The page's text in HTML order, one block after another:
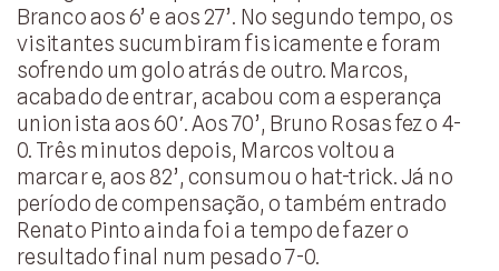
Branco aos 6’ e aos 27’. No segundo tempo, os
visitantes sucumbiram fisicamente e foram
sofrendo um golo atrás de outro. Marcos,
acabado de entrar, acabou com a esperança
unionista aos 60′. Aos 70’, Bruno Rosas fez o 4-
0. Três minutos depois, Marcos voltou a
marcar e, aos 82’, consumou o hat-trick. Já no
período de compensação, o também entrado
Renato Pinto ainda foi a tempo de fazer o
resultado final num pesado 7-0.